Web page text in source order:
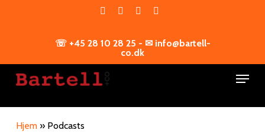
☏ +45 28 10 28 25 - ✉ info@bartell-
co.dk
Menu
Hjem» Podcasts